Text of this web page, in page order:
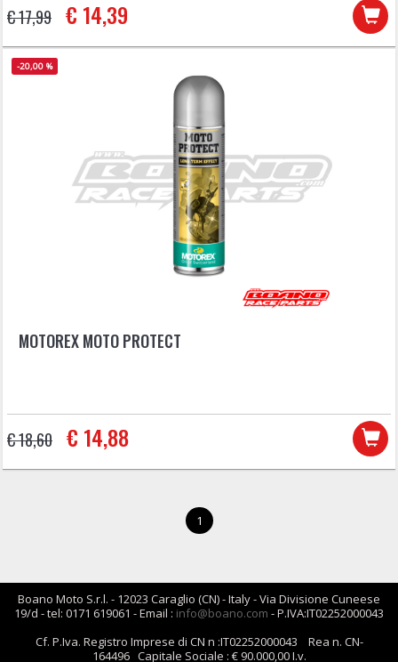
€ 17,99 € 14,39
-20,00 %
MOTOREX MOTO PROTECT
€ 18,60 € 14,88
1
Boano Moto S.r.l. - 12023 Caraglio (CN) - Italy - Via Divisione Cuneese
19/d - tel: 0171 619061 - Email : info@boano.com - P.IVA:IT02252000043
Cf. P.Iva. Registro Imprese di CN n :IT02252000043 Rea n. CN-
164496 Capitale Sociale : € 90.000,00 I.v.